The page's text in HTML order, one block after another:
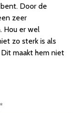
Door de
zeer
Hou er wel
zo sterk is als
maakt hem niet